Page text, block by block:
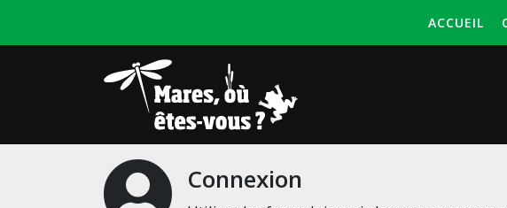
ACCUEIL
Connexion